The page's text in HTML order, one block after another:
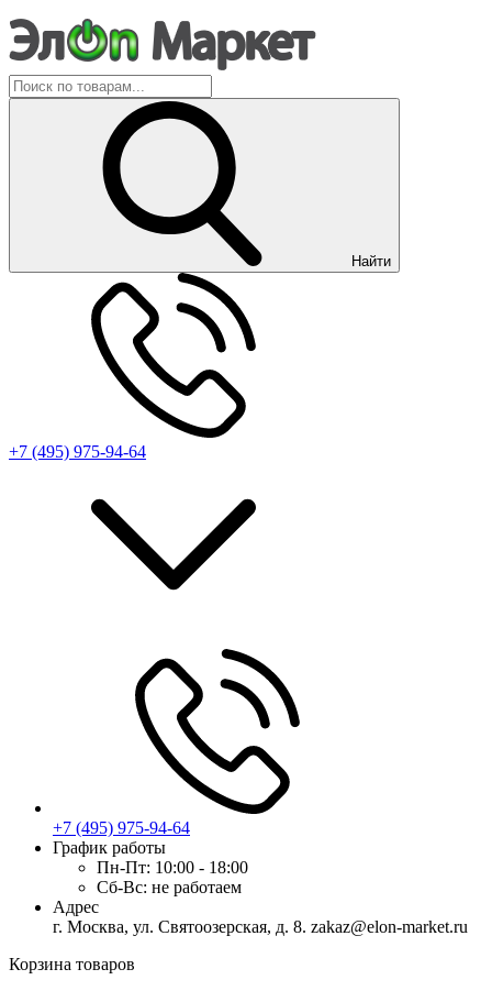
Найти
+7 (495) 975-94-64
+7 (495) 975-94-64
График работы
Пн-Пт: 10:00 - 18:00
Сб-Вс: не работаем
Адрес
г. Москва, ул. Святоозерская, д. 8. zakaz@elon-market.ru
Корзина товаров